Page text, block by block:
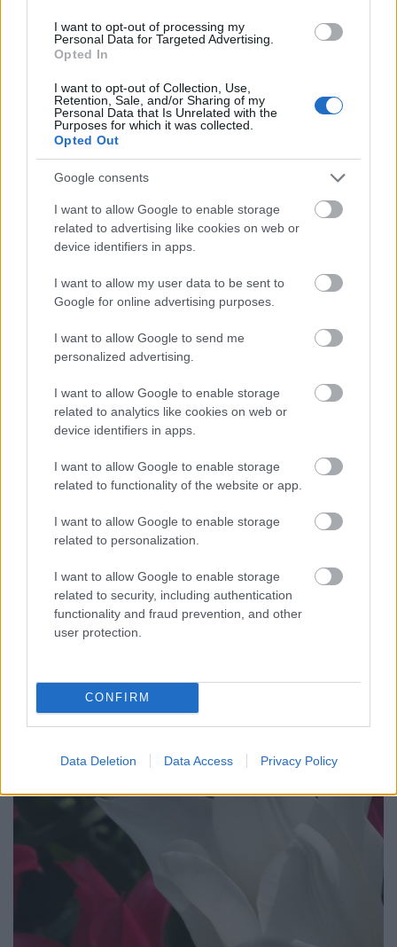
I want to opt-out of processing my
Personal Data for Targeted Advertising.
Opted In
I want to opt-out of Collection, Use,
Retention, Sale, and/or Sharing of my
Personal Data that Is Unrelated with the
Purposes for which it was collected.
Opted Out
Google consents
I want to allow Google to enable storage
related to advertising like cookies on web or
device identifiers in apps.
I want to allow my user data to be sent to
Google for online advertising purposes.
I want to allow Google to send me
personalized advertising.
I want to allow Google to enable storage
related to analytics like cookies on web or
device identifiers in apps.
I want to allow Google to enable storage
related to functionality of the website or app.
I want to allow Google to enable storage
related to personalization.
I want to allow Google to enable storage
related to security, including authentication
functionality and fraud prevention, and other
user protection.
CONFIRM
Data Deletion Data Access Privacy Policy
például 1587. március 6-án, Marburgban kelt levelében arra kérte
Batthyányt, hogy küldjön neki jerikói rózsát, dupla violát, tulipánt,
Ezekből a levelekből az is kitűnik, hogy Batthány Boldizsár
mindenkinek szívesen adott virágokat, aki kérte, és a magyarok
köszönőleveleiben nem találni olyat, amelyben a tulipánt köszönnék
meg, tehát Magyarországon a korban a tulipán igen elterjedt volt. A 16.
század végén a háborúk alatt a legtöbb csodaszép kert elpusztult, a 17.
században aztán újra elkezdtek kertészkedni, és a hazai virágmag-
kereskedés központja Pozsony lett. A főúri kertek között meg kell
szerint ő is Pozsonyban szerezte be ritkaságnak számító virágait, 1646
őszén például egy bizonyos Janovics 131 „tulipagyökeret” és 12 teljes
virágú nárciszt küldött neki.
honosították meg nálunk. Amikor Jászberényt 1594-ben visszafoglalták
a töröktől, az összeírás szerint a vár körül fekvő gyümölcsösök
elégtek, de a távolabb eső kertek épen maradtak.
A 17. század végén készült összeírások sok elpusztult török kertről
Pécs városáról és kertjeiről azt írta, hogy Irem tündérkertjeihez hasonló.
Leírta, hogy az óbudai puskaportörő malmot tulipánkert veszi körül.